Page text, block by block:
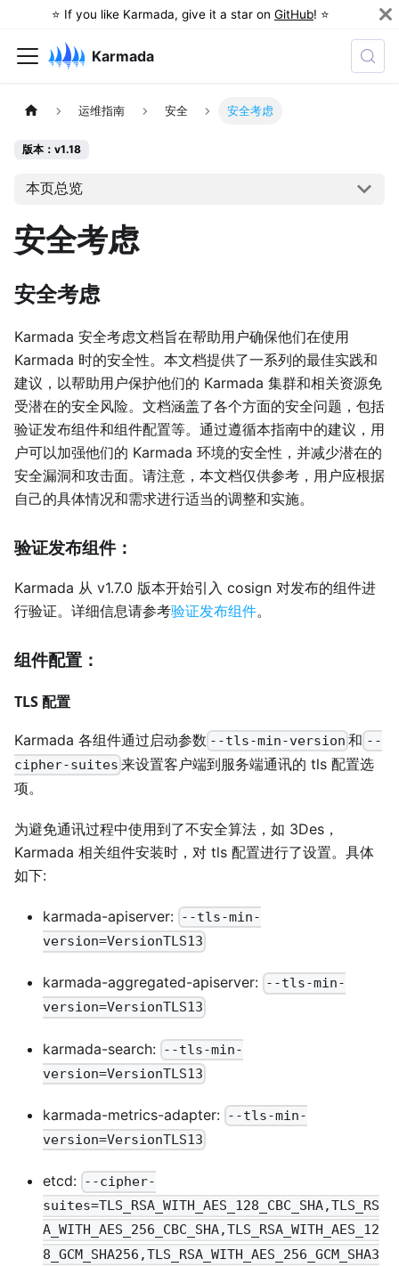
⭐️ If you like Karmada, give it a star on GitHub! ⭐️
Karmada
运维指南 安全 安全考虑
版本：v1.18
本页总览
安全考虑
安全考虑
Karmada 安全考虑文档旨在帮助用户确保他们在使用
Karmada 时的安全性。本文档提供了一系列的最佳实践和
建议，以帮助用户保护他们的 Karmada 集群和相关资源免
受潜在的安全风险。文档涵盖了各个方面的安全问题，包括
验证发布组件和组件配置等。通过遵循本指南中的建议，用
户可以加强他们的 Karmada 环境的安全性，并减少潜在的
安全漏洞和攻击面。请注意，本文档仅供参考，用户应根据
自己的具体情况和需求进行适当的调整和实施。
验证发布组件：
Karmada 从 v1.7.0 版本开始引入 cosign 对发布的组件进
行验证。详细信息请参考验证发布组件。
组件配置：
TLS 配置
Karmada 各组件通过启动参数 --tls-min-version 和 --
cipher-suites 来设置客户端到服务端通讯的 tls 配置选
项。
为避免通讯过程中使用到了不安全算法，如 3Des，
Karmada 相关组件安装时，对 tls 配置进行了设置。具体
如下:
karmada-apiserver: --tls-min-
version=VersionTLS13
karmada-aggregated-apiserver: --tls-min-
version=VersionTLS13
karmada-search: --tls-min-
version=VersionTLS13
karmada-metrics-adapter: --tls-min-
version=VersionTLS13
etcd: --cipher-
suites=TLS_RSA_WITH_AES_128_CBC_SHA,TLS_RS
A_WITH_AES_256_CBC_SHA,TLS_RSA_WITH_AES_12
8_GCM_SHA256,TLS_RSA_WITH_AES_256_GCM_SHA3